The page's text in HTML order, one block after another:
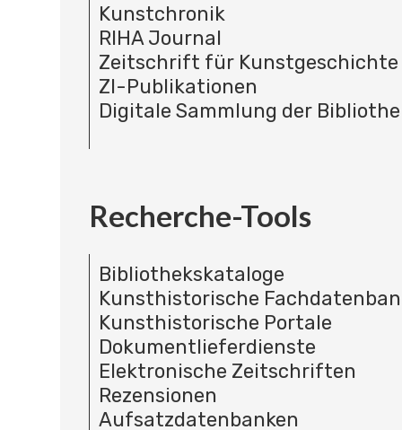
Kunstchronik
RIHA Journal
Zeitschrift für Kunstgeschichte
ZI-Publikationen
Digitale Sammlung der
Recherche-Tools
Bibliothekskataloge
Kunsthistorische
Kunsthistorische Portale
Dokumentlieferdienste
Elektronische Zeitschriften
Rezensionen
Aufsatzdatenbanken